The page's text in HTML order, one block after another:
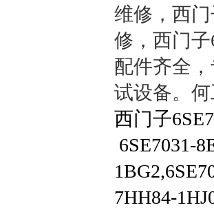
维修，西
修，西门
配件齐全
试设备。
西门子
6SE7031-
7HH84-